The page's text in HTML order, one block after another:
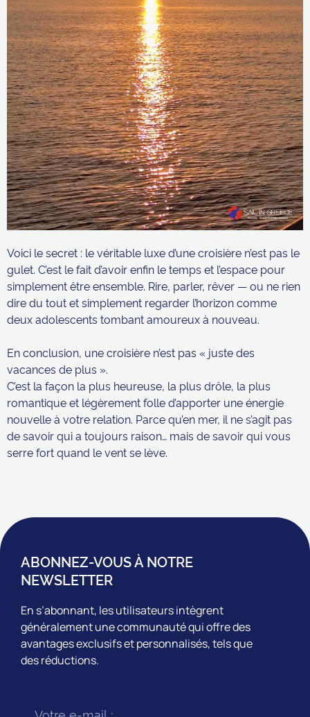
Voici le secret : le véritable luxe d’une croisière n’est pas le
gulet. C’est le fait d’avoir enfin le temps et l’espace pour
simplement être ensemble. Rire, parler, rêver — ou ne rien
dire du tout et simplement regarder l’horizon comme
deux adolescents tombant amoureux à nouveau.
En conclusion, une croisière n’est pas « juste des
vacances de plus ».
C’est la façon la plus heureuse, la plus drôle, la plus
romantique et légèrement folle d’apporter une énergie
nouvelle à votre relation. Parce qu’en mer, il ne s’agit pas
de savoir qui a toujours raison… mais de savoir qui vous
serre fort quand le vent se lève.
ABONNEZ-VOUS À NOTRE
NEWSLETTER
En s’abonnant, les utilisateurs intègrent
généralement une communauté qui offre des
avantages exclusifs et personnalisés, tels que
des réductions.